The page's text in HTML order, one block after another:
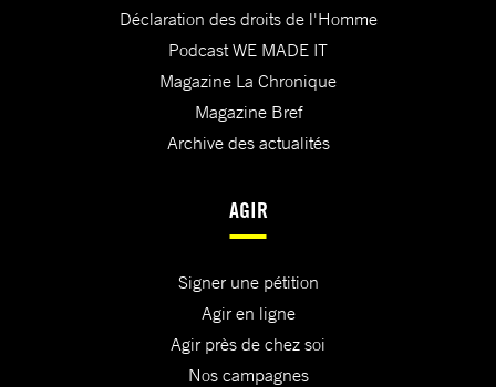
Déclaration des droits de l'Homme
Podcast WE MADE IT
Magazine La Chronique
Magazine Bref
Archive des actualités
AGIR
Signer une pétition
Agir en ligne
Agir près de chez soi
Nos campagnes